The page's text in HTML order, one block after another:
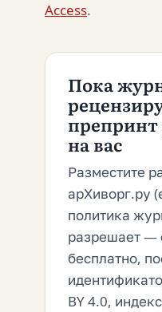
Access.
Пока
препринт
на вас
Разместите
арХиворг.ру
политика
разрешает —
бесплатно,
BY 4.0,